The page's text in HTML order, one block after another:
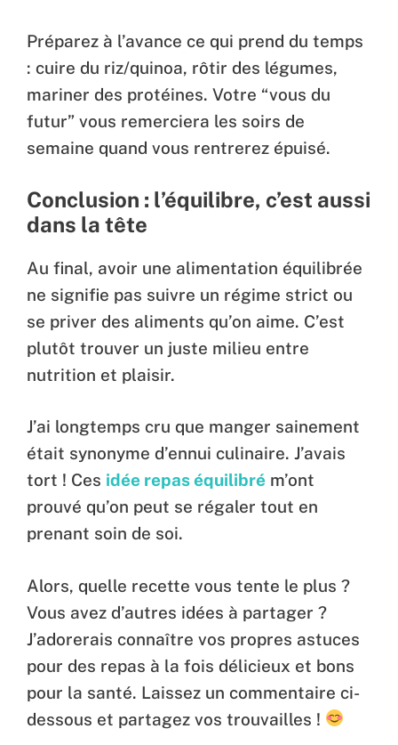
Préparez à l’avance ce qui prend du temps
: cuire du riz/quinoa, rôtir des légumes,
mariner des protéines. Votre “vous du
futur” vous remerciera les soirs de
semaine quand vous rentrerez épuisé.
Conclusion : l’équilibre, c’est aussi
dans la tête
Au final, avoir une alimentation équilibrée
ne signifie pas suivre un régime strict ou
se priver des aliments qu’on aime. C’est
plutôt trouver un juste milieu entre
nutrition et plaisir.
J’ai longtemps cru que manger sainement
était synonyme d’ennui culinaire. J’avais
tort ! Ces idée repas équilibré m’ont
prouvé qu’on peut se régaler tout en
prenant soin de soi.
Alors, quelle recette vous tente le plus ?
Vous avez d’autres idées à partager ?
J’adorerais connaître vos propres astuces
pour des repas à la fois délicieux et bons
pour la santé. Laissez un commentaire ci-
dessous et partagez vos trouvailles !